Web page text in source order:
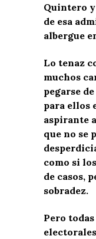
Quintero
de esa
albergue
Lo tenaz
muchos
pegarse
para ellos
aspirante
que no se
como si
de casos,
sobradez.
Pero